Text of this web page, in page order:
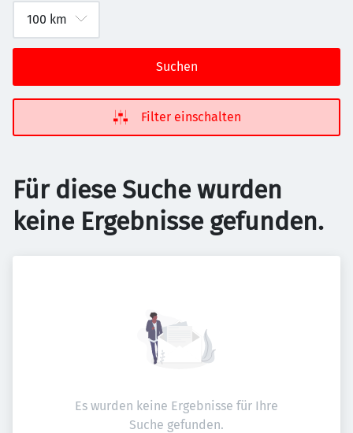
Suchen
Filter einschalten
Für diese Suche wurden
keine Ergebnisse gefunden.
Es wurden keine Ergebnisse für Ihre
Suche gefunden.